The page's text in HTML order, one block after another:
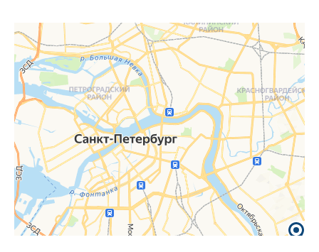
Popup Title
×
Popup Content